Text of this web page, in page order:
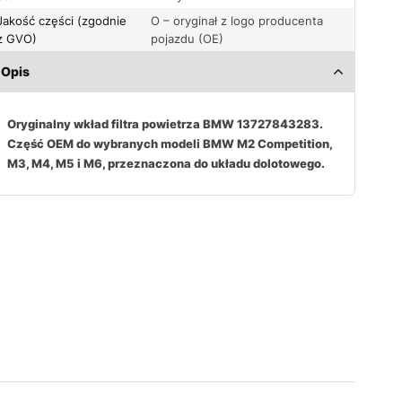
części (zgodnie
GVO)
O – oryginał z logo producenta
pojazdu (OE)
Opis
Oryginalny wkład filtra powietrza BMW 13727843283.
Część OEM do wybranych modeli BMW M2 Competition,
M3, M4, M5 i M6, przeznaczona do układu dolotowego.